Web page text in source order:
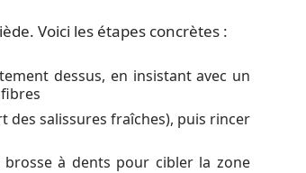
Voici les étapes concrètes :
dessus, en insistant avec un
des salissures fraîches), puis rincer
à dents pour cibler la zone